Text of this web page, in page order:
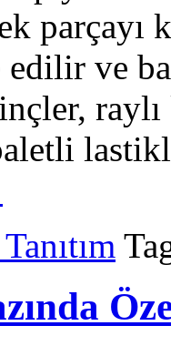
parçayı
edilir ve